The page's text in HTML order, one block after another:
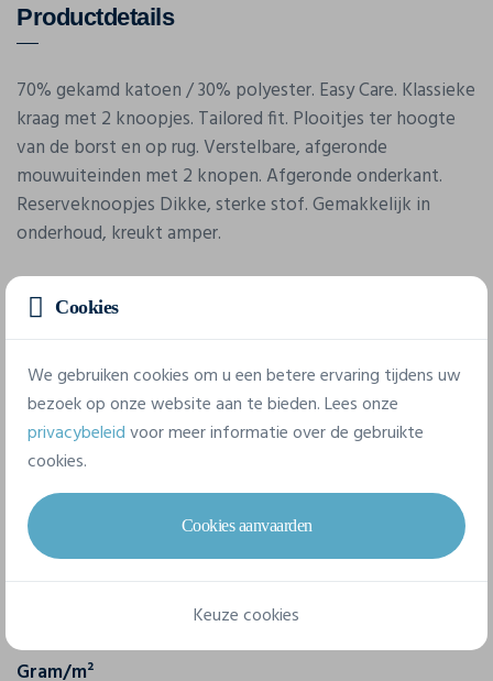
Productdetails
70% gekamd katoen / 30% polyester. Easy Care. Klassieke
kraag met 2 knoopjes. Tailored fit. Plooitjes ter hoogte
van de borst en op rug. Verstelbare, afgeronde
mouwuiteinden met 2 knopen. Afgeronde onderkant.
Reserveknoopjes Dikke, sterke stof. Gemakkelijk in
onderhoud, kreukt amper.
Eigenschappen
Merk
Russell
Referentie
Gram/m²
Cookies
We gebruiken cookies om u een betere ervaring tijdens uw
bezoek op onze website aan te bieden. Lees onze
privacybeleidvoor meer informatie over de gebruikte
cookies.
Cookies aanvaarden
Keuze cookies